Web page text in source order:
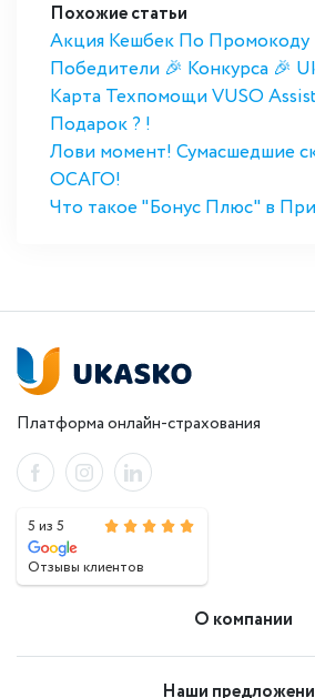
Похожие статьи
Акция Кешбек По Промокоду
Победители 🎉 Конкурса 🎉
Карта Техпомощи VUSO
Подарок ? !
Лови момент! Сумасшедшие
ОСАГО!
Что такое "Бонус Плюс" в
Платформа онлайн-страхования
5 из 5
Отзывы клиентов
О компании
Наши